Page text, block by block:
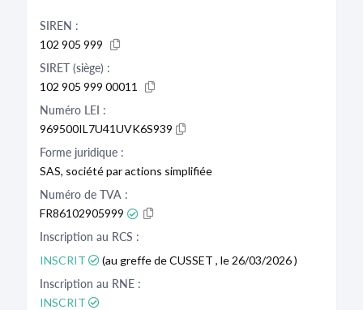
SIREN :
102 905 999
SIRET (siège) :
102 905 999 00011
Numéro LEI :
969500IL7U41UVK6S939
Forme juridique :
SAS, société par actions simplifiée
Numéro de TVA :
FR86102905999
Inscription au RCS :
INSCRIT
(au greffe de CUSSET , le 26/03/2026 )
Inscription au RNE :
INSCRIT